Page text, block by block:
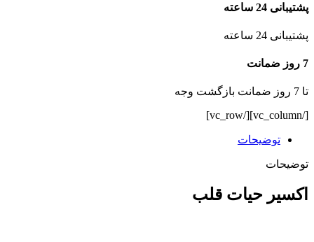
پشتیبانی 24 ساعته
پشتیبانی 24 ساعته
7 روز ضمانت
تا 7 روز ضمانت بازگشت وجه
[/vc_column][/vc_row]
توضیحات
توضیحات
اکسیر حیات قلب